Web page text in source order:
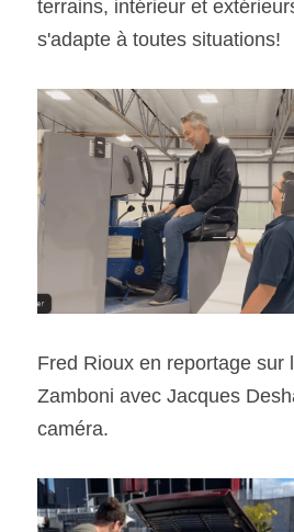
terrains, intérieur et
s'adapte à toutes situations!
Fred Rioux en reportage sur
Zamboni avec Jacques
caméra.